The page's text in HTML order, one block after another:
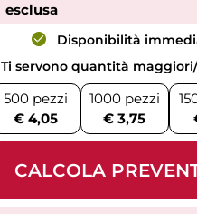
esclusa
Disponibilità
Ti servono quantità
500 pezzi
€ 4,05
1000 pezzi
€ 3,75
CALCOLA